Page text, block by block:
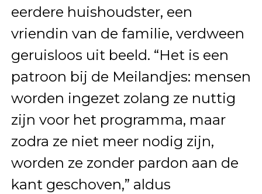
eerdere huishoudster, een
vriendin van de familie, verdween
geruisloos uit beeld. “Het is een
patroon bij de Meilandjes: mensen
worden ingezet zolang ze nuttig
zijn voor het programma, maar
zodra ze niet meer nodig zijn,
worden ze zonder pardon aan de
kant geschoven,” aldus